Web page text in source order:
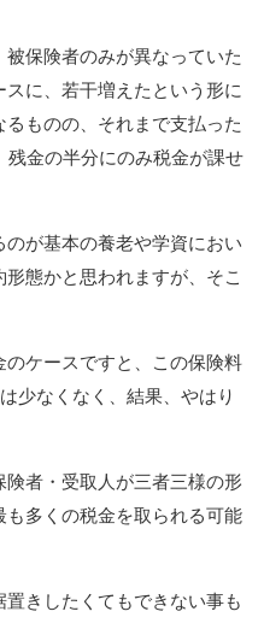
保険者のみが異なっていた
に、若干増えたという形に
ものの、それまで支払った
残金の半分にのみ税金が課せ
が基本の養老や学資におい
態かと思われますが、そこ
ケースですと、この保険料
少なくなく、結果、やはり
者・受取人が三者三様の形
多くの税金を取られる可能
きしたくてもできない事も